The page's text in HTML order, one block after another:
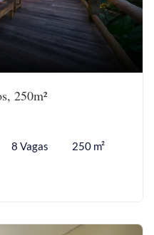
250m²
8 Vagas 250 m²